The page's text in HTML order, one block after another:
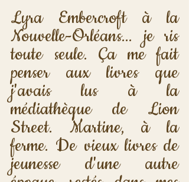
Lyra Embercroft à la
Nouvelle-Orléans... je ris
toute seule. Ça me fait
penser aux livres que
j'avais lus à la
médiathèque de Lion
Street. Martine, à la
ferme. De vieux livres de
jeunesse d'une autre